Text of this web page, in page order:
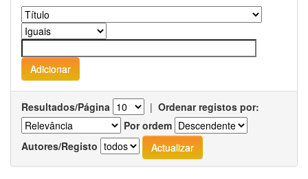
Resultados/Página | Ordenar registos por:
Por ordem
Autores/Registo